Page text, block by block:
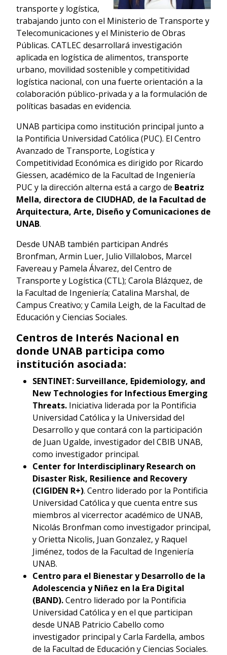
transporte y logística,
trabajando junto con el Ministerio de Transporte y
Telecomunicaciones y el Ministerio de Obras
Públicas. CATLEC desarrollará investigación
aplicada en logística de alimentos, transporte
urbano, movilidad sostenible y competitividad
logística nacional, con una fuerte orientación a la
colaboración público-privada y a la formulación de
políticas basadas en evidencia.
UNAB participa como institución principal junto a
la Pontificia Universidad Católica (PUC). El Centro
Avanzado de Transporte, Logística y
Competitividad Económica es dirigido por Ricardo
Giessen, académico de la Facultad de Ingeniería
PUC y la dirección alterna está a cargo de Beatriz
Mella, directora de CIUDHAD, de la Facultad de
Arquitectura, Arte, Diseño y Comunicaciones de
UNAB.
Desde UNAB también participan Andrés
Bronfman, Armin Luer, Julio Villalobos, Marcel
Favereau y Pamela Álvarez, del Centro de
Transporte y Logística (CTL); Carola Blázquez, de
la Facultad de Ingeniería; Catalina Marshal, de
Campus Creativo; y Camila Leigh, de la Facultad de
Educación y Ciencias Sociales.
Centros de Interés Nacional en
donde UNAB participa como
institución asociada:
SENTINET: Surveillance, Epidemiology, and
New Technologies for Infectious Emerging
Threats. Iniciativa liderada por la Pontificia
Universidad Católica y la Universidad del
Desarrollo y que contará con la participación
de Juan Ugalde, investigador del CBIB UNAB,
como investigador principal.
Center for Interdisciplinary Research on
Disaster Risk, Resilience and Recovery
(CIGIDEN R+). Centro liderado por la Pontificia
Universidad Católica y que cuenta entre sus
miembros al vicerrector académico de UNAB,
Nicolás Bronfman como investigador principal,
y Orietta Nicolis, Juan Gonzalez, y Raquel
Jiménez, todos de la Facultad de Ingeniería
UNAB.
Centro para el Bienestar y Desarrollo de la
Adolescencia y Niñez en la Era Digital
(BAND).Centro liderado por la Pontificia
Universidad Católica y en el que participan
desde UNAB Patricio Cabello como
investigador principal y Carla Fardella, ambos
de la Facultad de Educación y Ciencias Sociales.